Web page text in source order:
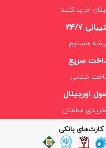
خرید کنید.
24/7
هستیم.
سریع
شتابی.
اورجینال
مطمئن.
بانکی